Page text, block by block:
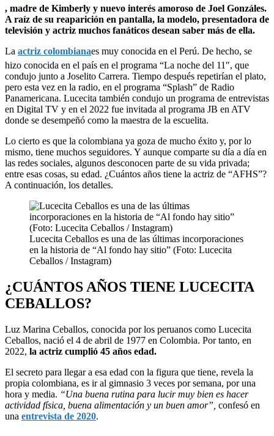
, madre de Kimberly y nuevo interés amoroso de Joel Gonzáles.
A raíz de su reaparición en pantalla, la modelo, presentadora de
televisión y actriz muchos fanáticos desean saber más de ella.
La actriz colombianaes muy conocida en el Perú. De hecho, se
hizo conocida en el país en el programa “La noche del 11″, que
condujo junto a Joselito Carrera. Tiempo después repetirían el plato,
pero esta vez en la radio, en el programa “Splash” de Radio
Panamericana. Lucecita también condujo un programa de entrevistas
en Digital TV y en el 2022 fue invitada al programa JB en ATV
donde se desempeñó como la maestra de la escuelita.
Lo cierto es que la colombiana ya goza de mucho éxito y, por lo
mismo, tiene muchos seguidores. Y aunque comparte su día a día en
las redes sociales, algunos desconocen parte de su vida privada;
entre esas cosas, su edad. ¿Cuántos años tiene la actriz de “AFHS”?
A continuación, los detalles.
Lucecita Ceballos es una de las últimas incorporaciones
en la historia de “Al fondo hay sitio” (Foto: Lucecita
Ceballos / Instagram)
¿CUÁNTOS AÑOS TIENE LUCECITA
CEBALLOS?
Luz Marina Ceballos, conocida por los peruanos como Lucecita
Ceballos, nació el 4 de abril de 1977 en Colombia. Por tanto, en
2022, la actriz cumplió 45 años edad.
El secreto para llegar a esa edad con la figura que tiene, revela la
propia colombiana, es ir al gimnasio 3 veces por semana, por una
hora y media. “Una buena rutina para lucir muy bien es hacer
actividad física, buena alimentación y un buen amor”, confesó en
una entrevista de 2020.